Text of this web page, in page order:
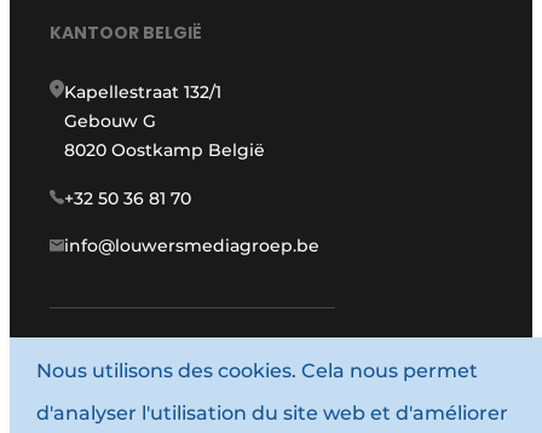
KANTOOR BELGIË
Kapellestraat 132/1
Gebouw G
8020 Oostkamp België
+32 50 36 81 70
info@louwersmediagroep.be
www.louwersmediagroep.com
© 1987 - 2026 Louwersmediagroep.
Nous utilisons des cookies. Cela nous permet
d'analyser l'utilisation du site web et d'améliorer